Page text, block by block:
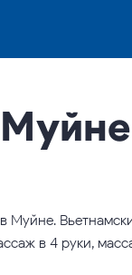
Муйне.
в 4 руки,